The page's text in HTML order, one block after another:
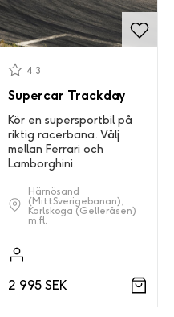
Supercar Trackday
4.3
Kör en supersportbil på
riktig racerbana. Välj
mellan Ferrari och
Lamborghini.
Härnösand
(MittSverigebanan),
Karlskoga (Gelleråsen)
m.fl.
2 995 SEK